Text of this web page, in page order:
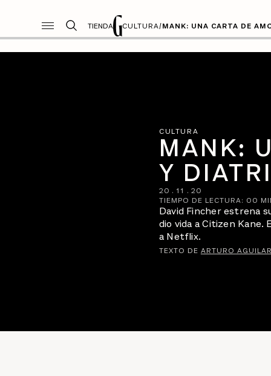
TIENDA CULTURA/MANK: UNA CARTA DE
CULTURA
MANK:
Y
20 . 11 . 20
TIEMPO DE LECTURA: 00
David Fincher estrena
dio vida a Citizen Kane.
a Netflix.
TEXTO DE ARTURO AGUILAR